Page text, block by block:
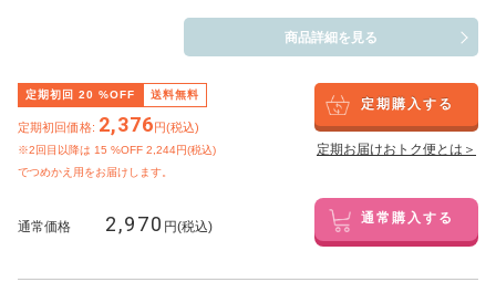
商品詳細を見る
定期初回 20 %OFF 送料無料
定期初回価格: 2,376円(税込)
※2回目以降は 15 %OFF 2,244円(税込)
でつめかえ用をお届けします。
定期購入する
定期お届けおトク便とは＞
通常価格 2,970 円(税込) 通常購入する